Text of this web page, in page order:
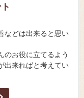
などは出来ると思い
のお役に立てるよう
出来ればと考えてい